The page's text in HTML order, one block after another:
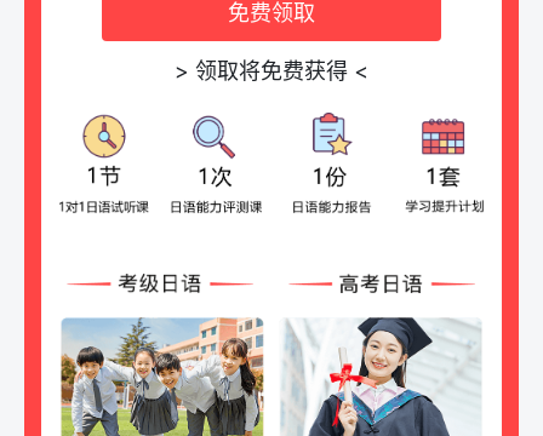
免费领取
> 领取将免费获得 <